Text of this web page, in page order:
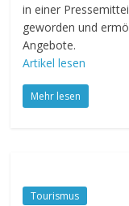
in einer
geworden und
Angebote.
Artikel lesen
Mehr lesen
Tourismus